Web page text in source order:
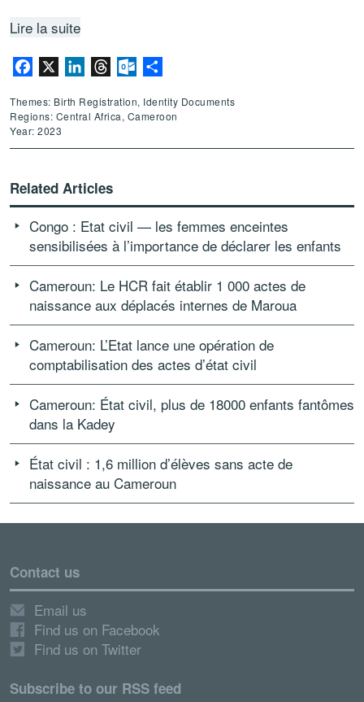
Lire la suite
Facebook LinkedInThreadsOutlook.com
Themes: Birth Registration, Identity Documents
Regions: Central Africa, Cameroon
Year: 2023
Related Articles
Congo : Etat civil — les femmes enceintes
sensibilisées à l’importance de déclarer les enfants
Cameroun: Le HCR fait établir 1 000 actes de
naissance aux déplacés internes de Maroua
Cameroun: L’Etat lance une opération de
comptabilisation des actes d’état civil
Cameroun: État civil, plus de 18000 enfants fantômes
dans la Kadey
État civil : 1,6 million d’élèves sans acte de
naissance au Cameroun
Contact us
Email us
Find us on Facebook
Find us on Twitter
Subscribe to our RSS feed